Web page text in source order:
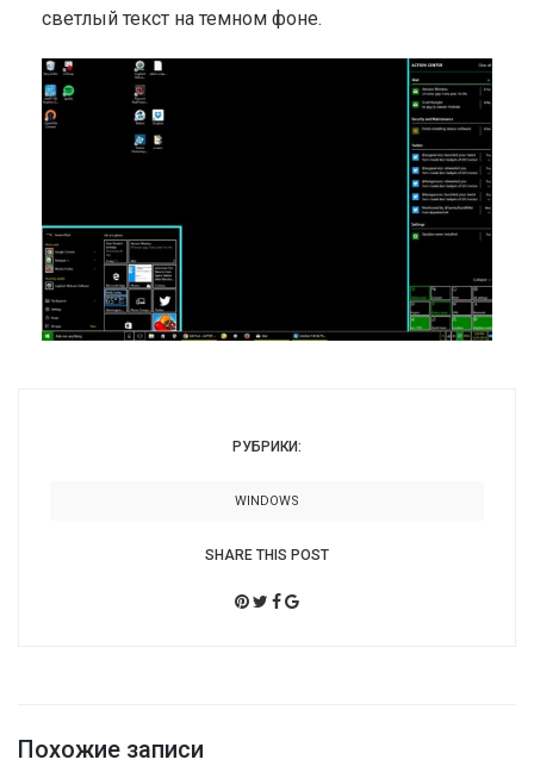
светлый текст на темном фоне.
РУБРИКИ:
WINDOWS
SHARE THIS POST
Похожие записи